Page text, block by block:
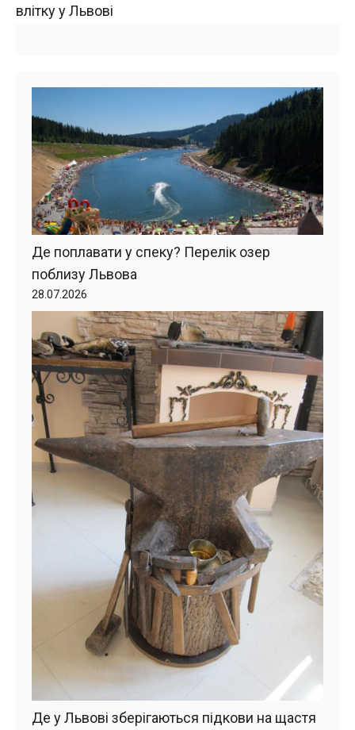
влітку у Львові
Де поплавати у спеку? Перелік озер
поблизу Львова
28.07.2026
Де у Львові зберігаються підкови на щастя